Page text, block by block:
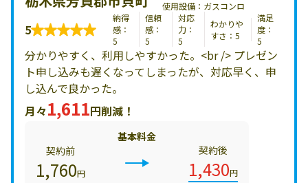
使用設備：ガスコンロ
5
納得
感：
5
信頼
感：
5
対応
力：
5
わかりや
すさ：5
満足
度：
5
分かりやすく、利用しやすかった。<br /> プレゼン
ト申し込みも遅くなってしまったが、対応早く、申
し込んで良かった。
月々1,611円削減！
基本料金
契約前
1,760円
契約後
1,430円